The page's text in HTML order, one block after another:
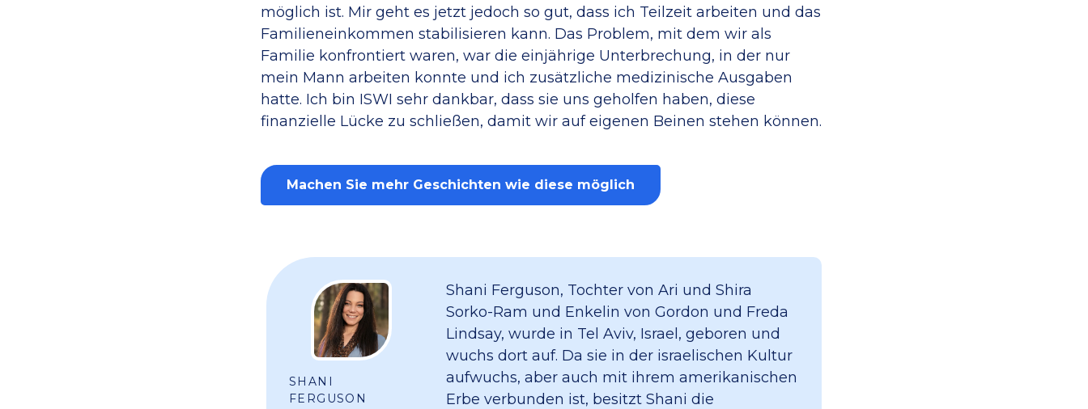
möglich ist. Mir geht es jetzt jedoch so gut, dass ich Teilzeit arbeiten und das
Familieneinkommen stabilisieren kann. Das Problem, mit dem wir als
Familie konfrontiert waren, war die einjährige Unterbrechung, in der nur
mein Mann arbeiten konnte und ich zusätzliche medizinische Ausgaben
hatte. Ich bin ISWI sehr dankbar, dass sie uns geholfen haben, diese
finanzielle Lücke zu schließen, damit wir auf eigenen Beinen stehen können.
Machen Sie mehr Geschichten wie diese möglich
SHANI
FERGUSON
Shani Ferguson, Tochter von Ari und Shira
Sorko-Ram und Enkelin von Gordon und Freda
Lindsay, wurde in Tel Aviv, Israel, geboren und
wuchs dort auf. Da sie in der israelischen Kultur
aufwuchs, aber auch mit ihrem amerikanischen
Erbe verbunden ist, besitzt Shani die